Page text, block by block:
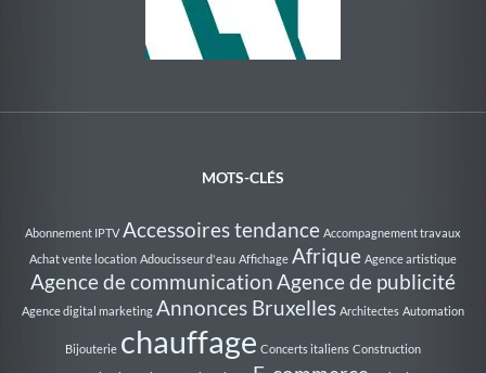
Au Rythme de la Nage
MOTS-CLÉS
Abonnement IPTV Accessoires tendance Accompagnement travaux
Achat vente location Adoucisseur d'eau Affichage Afrique Agence artistique
Agence de communicationAgence de publicité
Agence digital marketing Annonces Bruxelles Architectes Automation
Bijouterie chauffage Concerts italiens Construction